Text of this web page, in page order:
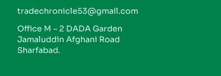
tradechronicle53@gmail.com
Office M – 2 DADA Garden
Jamaluddin Afghani Road
Sharfabad.